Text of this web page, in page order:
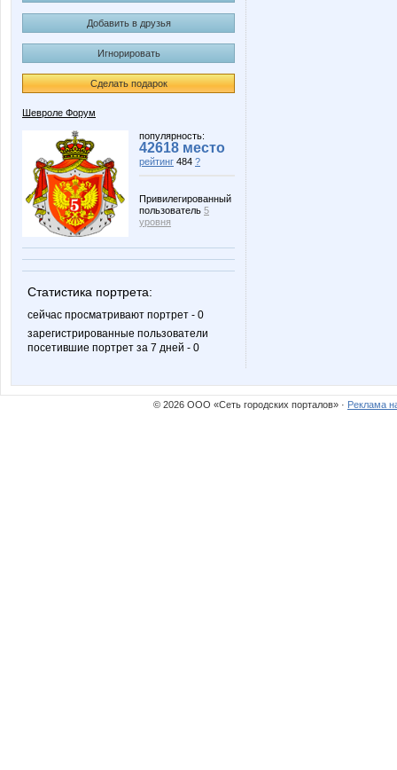
Добавить в друзья
Игнорировать
Сделать подарок
Шевроле Форум
популярность:
42618 место
рейтинг 484 ?
Привилегированный
пользователь 5
уровня
Статистика портрета:
сейчас просматривают портрет - 0
зарегистрированные пользователи
посетившие портрет за 7 дней - 0
© 2026 ООО «Сеть городских порталов» · Реклама